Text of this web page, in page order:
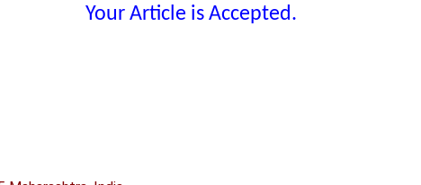
Your Article is Accepted.